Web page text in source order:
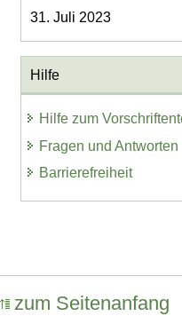
31. Juli 2023
Hilfe
Hilfe zum
Fragen und Antworten
Barrierefreiheit
zum Seitenanfang